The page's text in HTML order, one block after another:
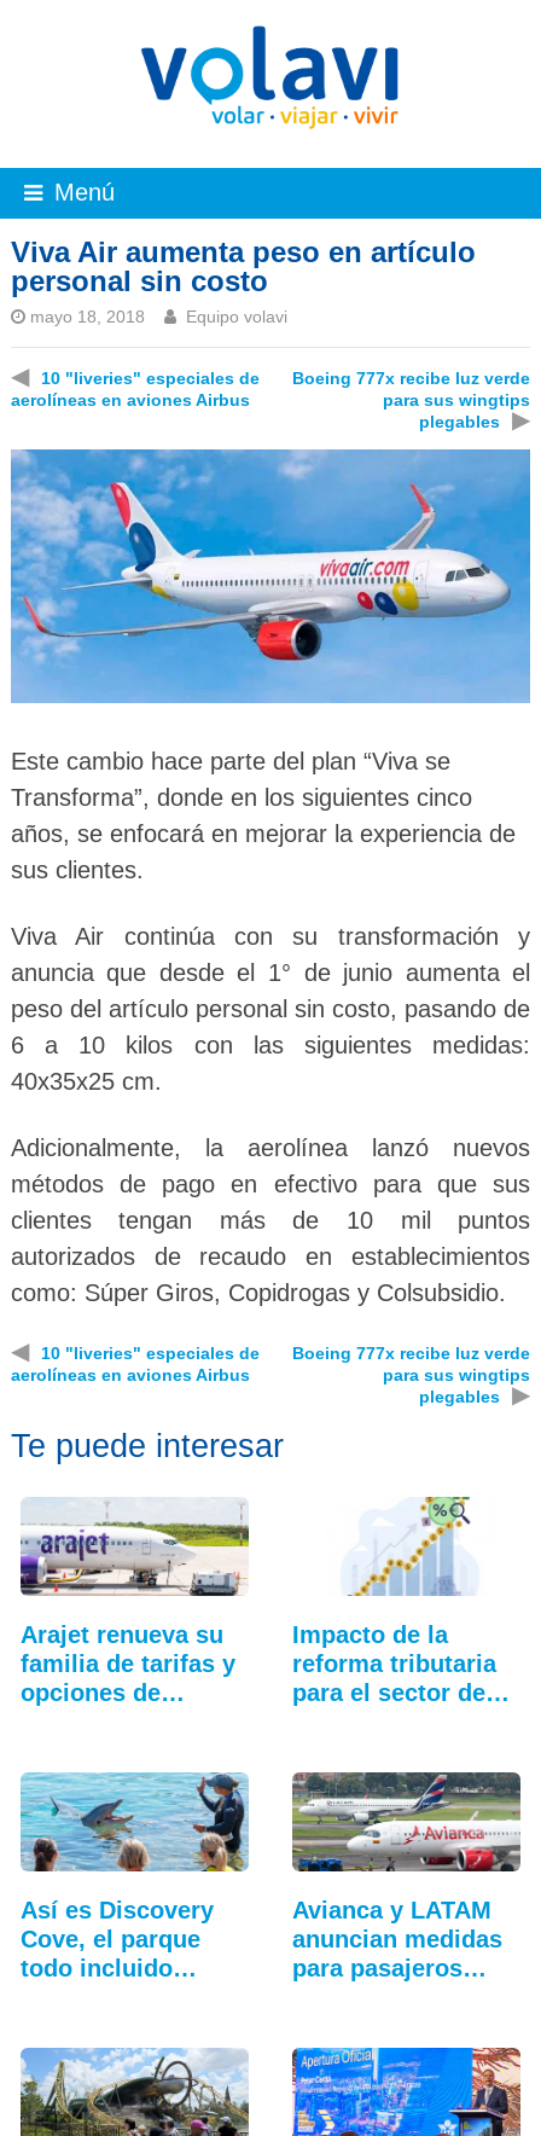
Menú
Viva Air aumenta peso en artículo
personal sin costo
mayo 18, 2018 Equipo volavi
◀
10 "liveries" especiales de
aerolíneas en aviones Airbus
Boeing 777x recibe luz verde
para sus wingtips
plegables
▶
Este cambio hace parte del plan “Viva se
Transforma”, donde en los siguientes cinco
años, se enfocará en mejorar la experiencia de
sus clientes.
Viva Air continúa con su transformación y
anuncia que desde el 1° de junio aumenta el
peso del artículo personal sin costo, pasando de
6 a 10 kilos con las siguientes medidas:
40x35x25 cm.
Adicionalmente, la aerolínea lanzó nuevos
métodos de pago en efectivo para que sus
clientes tengan más de 10 mil puntos
autorizados de recaudo en establecimientos
como: Súper Giros, Copidrogas y Colsubsidio.
◀
10 "liveries" especiales de
aerolíneas en aviones Airbus
Boeing 777x recibe luz verde
para sus wingtips
plegables
▶
Te puede interesar
Arajet renueva su
familia de tarifas y
opciones de
Impacto de la
reforma tributaria
para el sector de…
Así es Discovery
Cove, el parque
todo incluido
Avianca y LATAM
anuncian medidas
para pasajeros…